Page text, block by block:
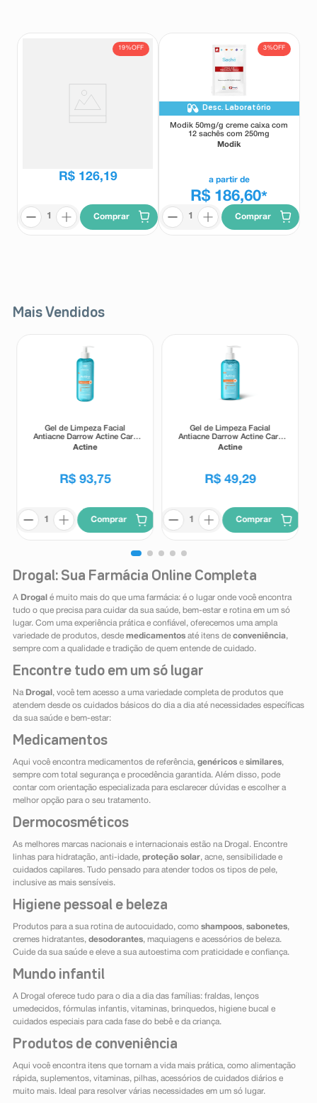
19%OFF
R$ 126,19
Comprar
3%OFF
Desc. Laboratório
Modik 50mg/g creme caixa com
12 sachês com 250mg
Modik
a partir de
R$ 186,60*
Comprar
Mais Vendidos
Gel de Limpeza Facial
Antiacne Darrow Actine Care
Alta Tolerância 400g
Actine
R$ 93,75
Comprar
Gel de Limpeza Facial
Antiacne Darrow Actine Care
Alta Tolerância 140g
Actine
R$ 49,29
Comprar
Drogal: Sua Farmácia Online Completa
A Drogal é muito mais do que uma farmácia: é o lugar onde você encontra
tudo o que precisa para cuidar da sua saúde, bem-estar e rotina em um só
lugar. Com uma experiência prática e confiável, oferecemos uma ampla
variedade de produtos, desde medicamentosaté itens de conveniência,
sempre com a qualidade e tradição de quem entende de cuidado.
Encontre tudo em um só lugar
Na Drogal , você tem acesso a uma variedade completa de produtos que
atendem desde os cuidados básicos do dia a dia até necessidades específicas
da sua saúde e bem-estar:
Medicamentos
Aqui você encontra medicamentos de referência, genéricose similares,
sempre com total segurança e procedência garantida. Além disso, pode
contar com orientação especializada para esclarecer dúvidas e escolher a
melhor opção para o seu tratamento.
Dermocosméticos
As melhores marcas nacionais e internacionais estão na Drogal. Encontre
linhas para hidratação, anti-idade, proteção solar, acne, sensibilidade e
cuidados capilares. Tudo pensado para atender todos os tipos de pele,
inclusive as mais sensíveis.
Higiene pessoal e beleza
Produtos para a sua rotina de autocuidado, como shampoos, sabonetes,
cremes hidratantes, desodorantes, maquiagens e acessórios de beleza.
Cuide da sua saúde e eleve a sua autoestima com praticidade e confiança.
Mundo infantil
A Drogal oferece tudo para o dia a dia das famílias: fraldas, lenços
umedecidos, fórmulas infantis, vitaminas, brinquedos, higiene bucal e
cuidados especiais para cada fase do bebê e da criança.
Produtos de conveniência
Aqui você encontra itens que tornam a vida mais prática, como alimentação
rápida, suplementos, vitaminas, pilhas, acessórios de cuidados diários e
muito mais. Ideal para resolver várias necessidades em um só lugar.